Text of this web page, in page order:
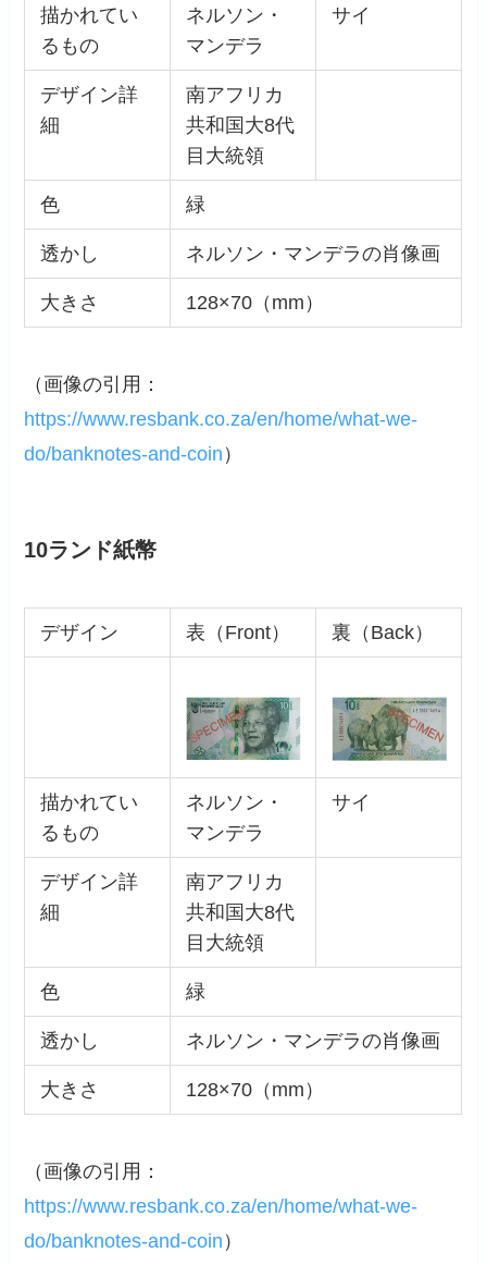
描かれてい
るもの
ネルソン・
マンデラ
サイ
デザイン詳
細
南アフリカ
共和国大8代
目大統領
色 緑
透かし ネルソン・マンデラの肖像画
大きさ 128×70（mm）
（画像の引用：
https://www.resbank.co.za/en/home/what-we-
do/banknotes-and-coin ）
10ランド紙幣
デザイン 表（Front） 裏（Back）
描かれてい
るもの
ネルソン・
マンデラ
サイ
デザイン詳
細
南アフリカ
共和国大8代
目大統領
色 緑
透かし ネルソン・マンデラの肖像画
大きさ 128×70（mm）
（画像の引用：
https://www.resbank.co.za/en/home/what-we-
do/banknotes-and-coin ）